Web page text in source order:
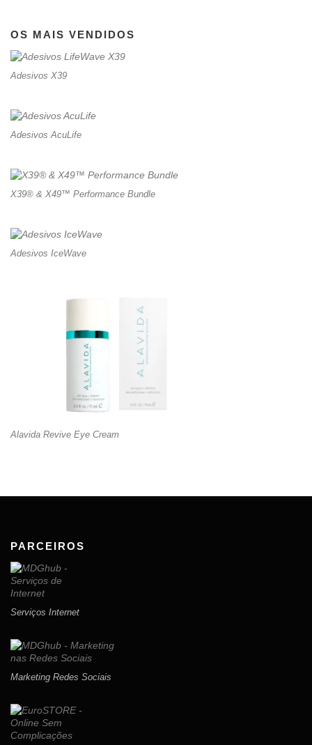
OS MAIS VENDIDOS
Adesivos X39
Adesivos AcuLife
X39® & X49™ Performance Bundle
Adesivos IceWave
Alavida Revive Eye Cream
PARCEIROS
Serviços Internet
Marketing Redes Sociais